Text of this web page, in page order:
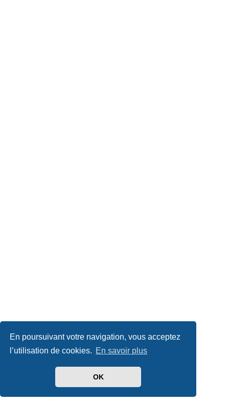
En poursuivant votre navigation, vous acceptez
l’utilisation de cookies. En savoir plus
OK